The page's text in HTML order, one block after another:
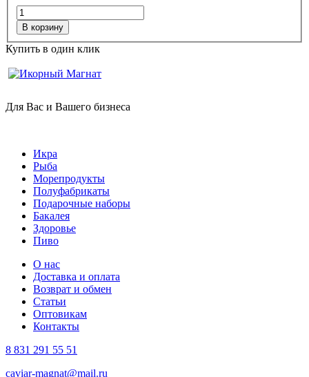
В корзину
Купить в один клик
Для Вас и Вашего бизнеса
Икра
Рыба
Морепродукты
Полуфабрикаты
Подарочные наборы
Бакалея
Здоровье
Пиво
О нас
Доставка и оплата
Возврат и обмен
Статьи
Оптовикам
Контакты
8 831 291 55 51
caviar-magnat@mail.ru